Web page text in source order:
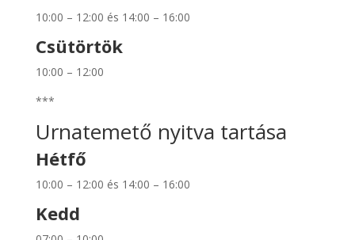
10:00 – 12:00 és 14:00 – 16:00
Csütörtök
10:00 – 12:00
***
Urnatemető nyitva tartása
Hétfő
10:00 – 12:00 és 14:00 – 16:00
Kedd